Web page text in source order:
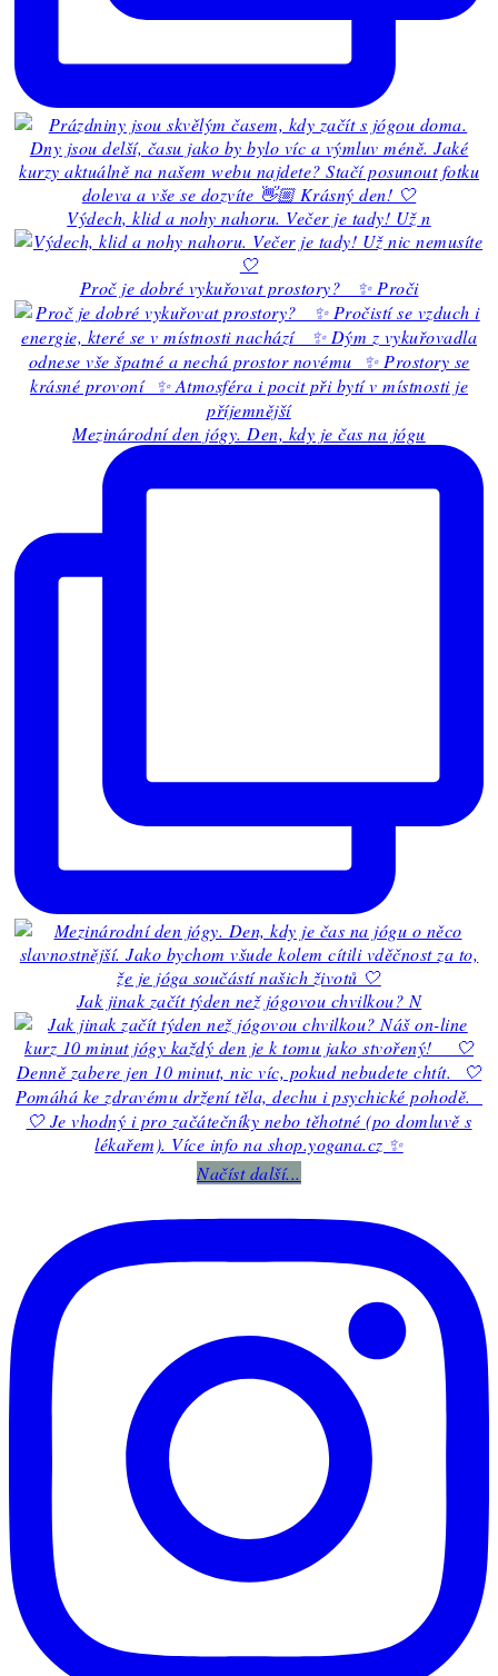
Výdech, klid a nohy nahoru. Večer je tady! Už n
Proč je dobré vykuřovat prostory? ✨ Proči
Mezinárodní den jógy. Den, kdy je čas na jógu
Jak jinak začít týden než jógovou chvilkou? N
Načíst další...